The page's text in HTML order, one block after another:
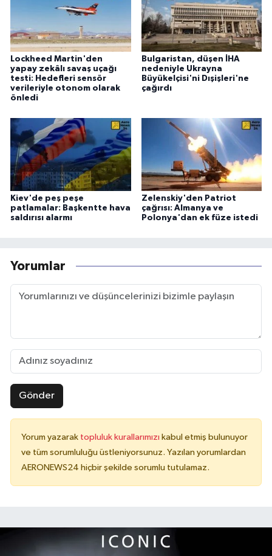
Lockheed Martin'den
yapay zekâlı savaş uçağı
testi: Hedefleri sensör
verileriyle otonom olarak
önledi
Bulgaristan, düşen İHA
nedeniyle Ukrayna
Büyükelçisi'ni Dışişleri'ne
çağırdı
Kiev'de peş peşe
patlamalar: Başkentte hava
saldırısı alarmı
Zelenskiy'den Patriot
çağrısı: Almanya ve
Polonya'dan ek füze istedi
Yorumlar
Gönder
Yorum yazarak topluluk kurallarımızı kabul etmiş bulunuyor
ve tüm sorumluluğu üstleniyorsunuz. Yazılan yorumlardan
AERONEWS24 hiçbir şekilde sorumlu tutulamaz.